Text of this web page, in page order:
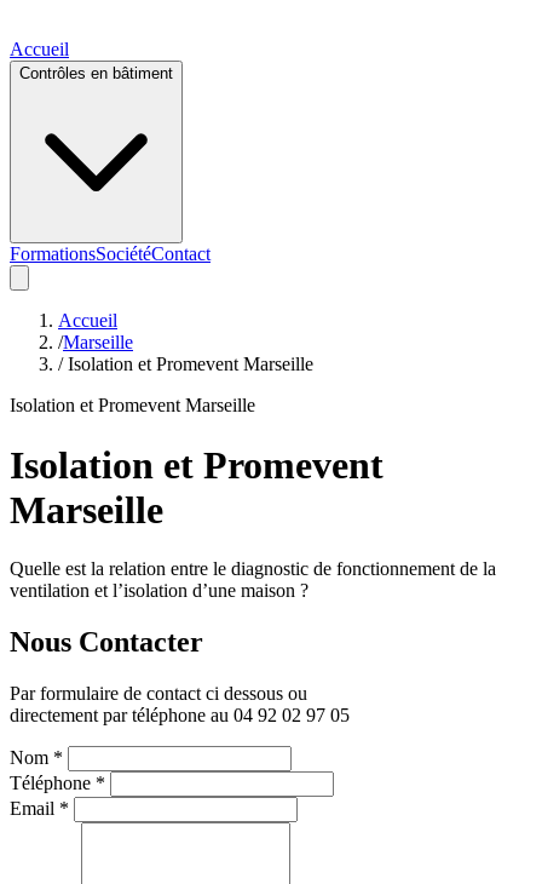
Accueil
Contrôles en bâtiment
FormationsSociétéContact
Accueil
/Marseille
/ Isolation et Promevent Marseille
Isolation et Promevent Marseille
Isolation et Promevent
Marseille
Quelle est la relation entre le diagnostic de fonctionnement de la
ventilation et l’isolation d’une maison ?
Nous Contacter
Par formulaire de contact ci dessous ou
directement par téléphone au 04 92 02 97 05
Nom *
Téléphone *
Email *